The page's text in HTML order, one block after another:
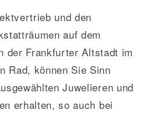
und den
auf dem
der Frankfurter Altstadt im
Rad, können Sie Sinn
Juwelieren und
erhalten, so auch bei